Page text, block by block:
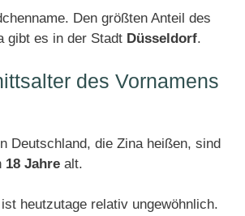
Den größten Anteil des
gibt es in der Stadt Düsseldorf.
des Vornamens
Deutschland, die Zina heißen, sind
18 Jahre alt.
heutzutage relativ ungewöhnlich.